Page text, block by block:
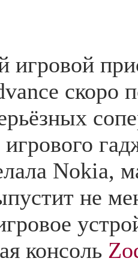
игровой
скоро
Nokia,
не
консоль